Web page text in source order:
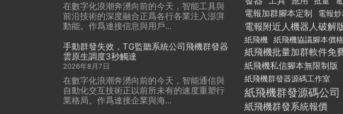
在數字化浪潮奔湧向前的今天，智能工具與
前沿技術的深度融合正爲各行各業注入澎湃
動能。作爲連接信息與用戶...
手動群發失效，TG監聽系統公司飛機群發器
雲原生調度3秒觸達
2026年8月7日
在數字化浪潮奔湧向前的今天，智能通信與
自動化交互技術正以前所未有的速度重塑行
業格局。作爲連接企業與海...
電報加群腳本定制 電報
電報附近人機器人破解
紙飛機
紙飛機協議腳本價格
紙飛機批量加群軟件免
紙飛機私信腳本無限制版
紙飛機群發器源碼工作室
紙飛機群發源碼公司
紙飛機群發系統報價